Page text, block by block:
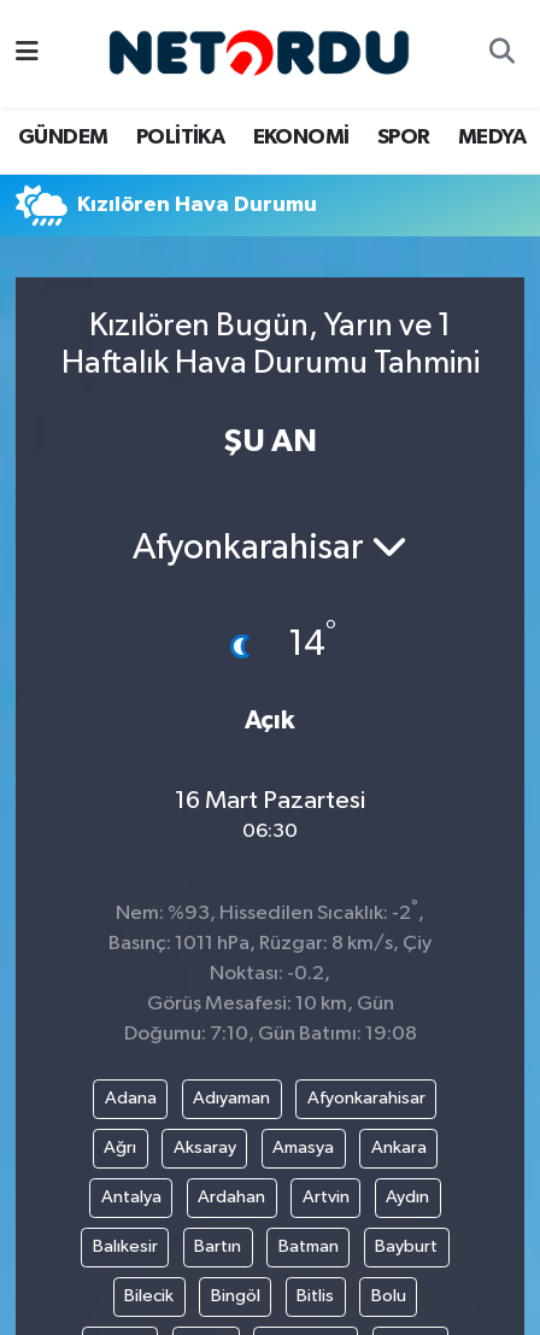
GÜNDEM POLİTİKA EKONOMİ SPOR MEDYA
Kızılören Hava Durumu
Kızılören Bugün, Yarın ve 1
Haftalık Hava Durumu Tahmini
ŞU AN
Afyonkarahisar
14°
Açık
16 Mart Pazartesi
06:30
Nem: %93, Hissedilen Sıcaklık: -2° ,
Basınç: 1011 hPa, Rüzgar: 8 km/s, Çiy
Noktası: -0.2,
Görüş Mesafesi: 10 km, Gün
Doğumu: 7:10, Gün Batımı: 19:08
Adana Adıyaman Afyonkarahisar
Ağrı Aksaray Amasya Ankara
Antalya Ardahan Artvin Aydın
Balıkesir Bartın Batman Bayburt
Bilecik Bingöl Bitlis Bolu
DÜNYA
EĞİTİM
EKONOMİ
POLİTİKA
RÖPORTAJ
SAĞLIK
SPOR
TARIM
TEKNOLOJİ
TURİZM
Namaz Vakitleri
Trafik Durumu
Süper Lig Puan Durumu ve Fikstür
Son Dakika Haberleri